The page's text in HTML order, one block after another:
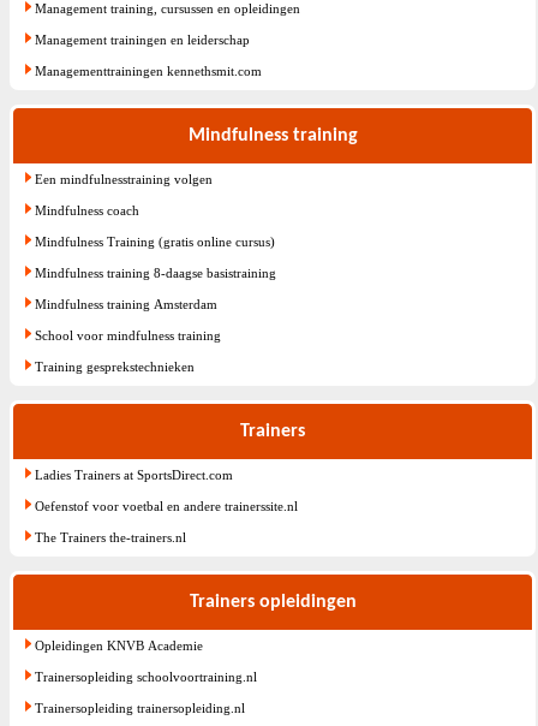
Management training, cursussen en opleidingen
Management trainingen en leiderschap
Managementtrainingen kennethsmit.com
Mindfulness training
Een mindfulnesstraining volgen
Mindfulness coach
Mindfulness Training (gratis online cursus)
Mindfulness training 8-daagse basistraining
Mindfulness training Amsterdam
School voor mindfulness training
Training gesprekstechnieken
Trainers
Ladies Trainers at SportsDirect.com
Oefenstof voor voetbal en andere trainerssite.nl
The Trainers the-trainers.nl
Trainers opleidingen
Opleidingen KNVB Academie
Trainersopleiding schoolvoortraining.nl
Trainersopleiding trainersopleiding.nl